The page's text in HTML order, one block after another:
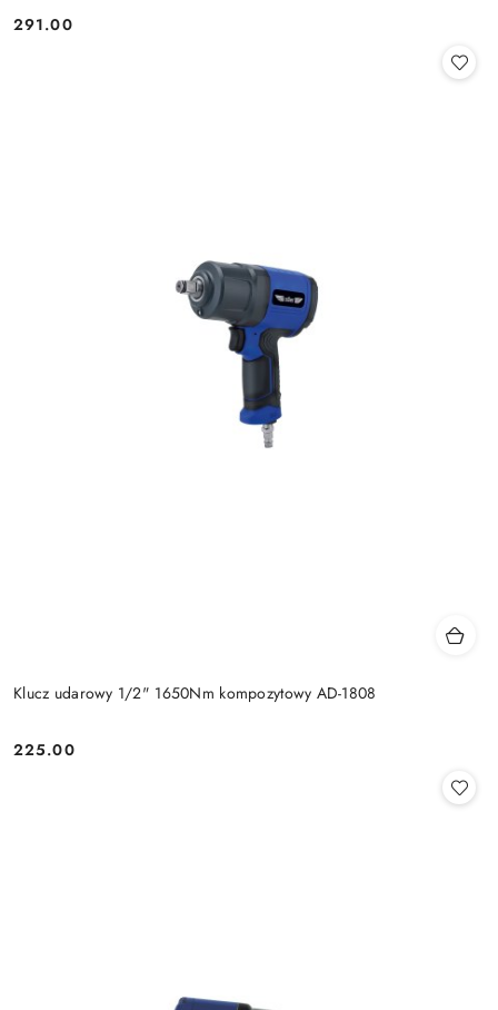
Cena:
291.00
Klucz udarowy 1/2" 1650Nm kompozytowy AD-1808
Cena:
225.00